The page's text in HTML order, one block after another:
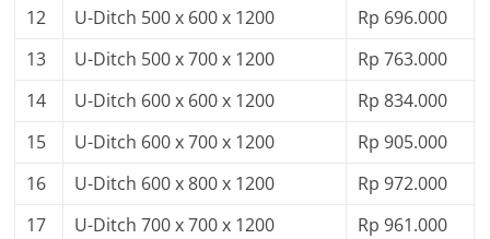
12
U-Ditch 500 x 600 x 1200
Rp 696.000
13
U-Ditch 500 x 700 x 1200
Rp 763.000
14
U-Ditch 600 x 600 x 1200
Rp 834.000
15
U-Ditch 600 x 700 x 1200
Rp 905.000
16
U-Ditch 600 x 800 x 1200
Rp 972.000
17
U-Ditch 700 x 700 x 1200
Rp 961.000